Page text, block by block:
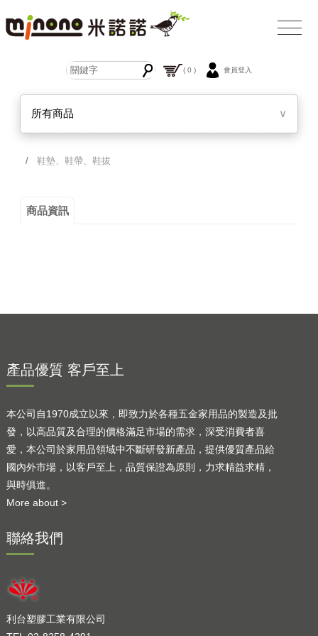
( 0 ) 會員登入
所有商品 ∨
/鞋墊、鞋帶、鞋拔
商品資訊
產品優質 客戶至上
本公司自1970成立以來，即致力於各種五金家用品的製造及批
發，以高品質及合理的價格滿足市場的需求，深受消費者喜
愛，本公司於家用品領域中不斷研發新產品，提供優質產品給
國內外市場，以客戶至上，品質保證為原則，力求精益求精，
與時俱進。
More about >
聯絡我們
利台塑膠工業有限公司